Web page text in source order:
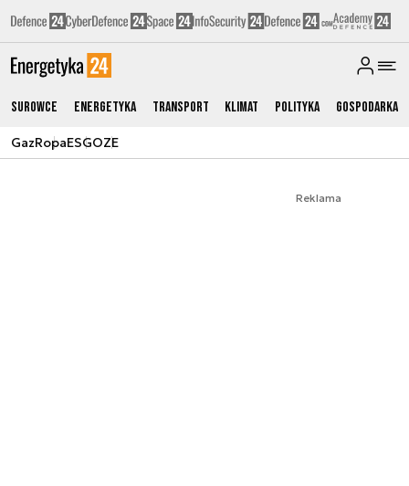
Surowce Energetyka Transport Klimat Polityka Gospodarka
GazRopaESGOZE
Reklama